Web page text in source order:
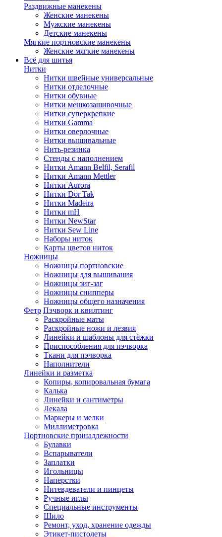
Раздвижные манекены
Женские манекены
Мужские манекены
Детские манекены
Мягкие портновские манекены
Женские мягкие манекены
Всё для шитья
Нитки
Нитки швейные универсальные
Нитки отделочные
Нитки обувные
Нитки мешкозашивочные
Нитки суперкрепкие
Нитки Gamma
Нитки оверлочные
Нитки вышивальные
Нить-резинка
Стенды с наполнением
Нитки Amann Belfil, Serafil
Нитки Amann Mettler
Нитки Aurora
Нитки Dor Tak
Нитки Madeira
Нитки mH
Нитки NewStar
Нитки Sew Line
Наборы ниток
Карты цветов ниток
Ножницы
Ножницы портновские
Ножницы для вышивания
Ножницы зиг-заг
Ножницы снипперы
Ножницы общего назначения
Фетр Пэчворк и квилтинг
Раскройные маты
Раскройные ножи и лезвия
Линейки и шаблоны для стёжки
Приспособления для пэчворка
Ткани для пэчворка
Наполнители
Линейки и разметка
Копиры, копировальная бумага
Калька
Линейки и сантиметры
Лекала
Маркеры и мелки
Миллиметровка
Портновские принадлежности
Булавки
Вспарыватели
Заплатки
Игольницы
Наперстки
Нитевдеватели и пинцеты
Ручные иглы
Специальные инструменты
Шило
Ремонт, уход, хранение одежды
Этикет-пистолеты